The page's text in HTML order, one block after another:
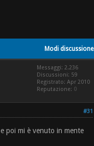
Modi discussione
Messaggi: 2.236
Discussioni: 59
Registrato: Apr 2010
Reputazione: 0
#31
e poi mi è venuto in mente